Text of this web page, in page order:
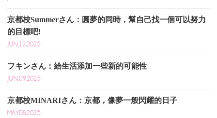
京都校Summerさん：圓夢的同時，幫自己找一個可以努力
的目標吧!
JUN.12,2025
フキンさん：給生活添加一些新的可能性
JUN.09,2025
京都校MINARIさん：京都，像夢一般閃耀的日子
MAY.08,2025